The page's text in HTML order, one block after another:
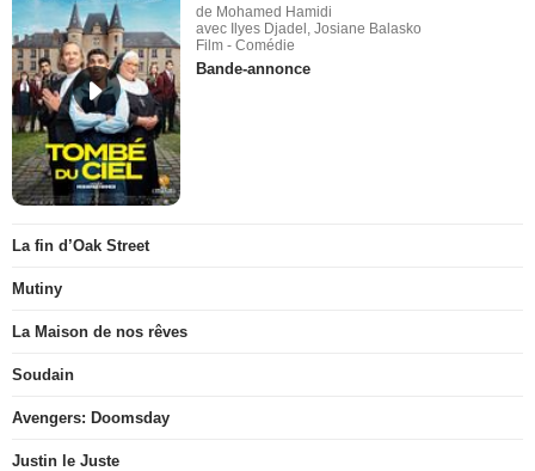
de Mohamed Hamidi
avec Ilyes Djadel, Josiane Balasko
Film - Comédie
Bande-annonce
La fin d’Oak Street
Mutiny
La Maison de nos rêves
Soudain
Avengers: Doomsday
Justin le Juste